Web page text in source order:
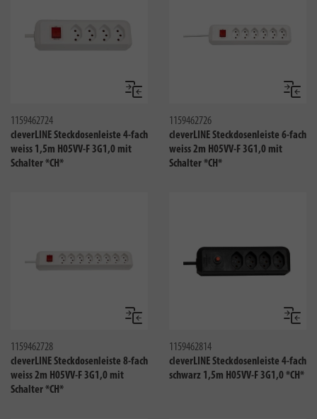
Vergleichen
1159462724
cleverLINE Steckdosenleiste 4-fach
weiss 1,5m H05VV-F 3G1,0 mit
Schalter *CH*
1159462726
cleverLINE Steckdosenleiste 6-fach
weiss 2m H05VV-F 3G1,0 mit
Schalter *CH*
Vergleichen
1159462728
cleverLINE Steckdosenleiste 8-fach
weiss 2m H05VV-F 3G1,0 mit
Schalter *CH*
1159462814
cleverLINE Steckdosenleiste 4-fach
schwarz 1,5m H05VV-F 3G1,0 *CH*